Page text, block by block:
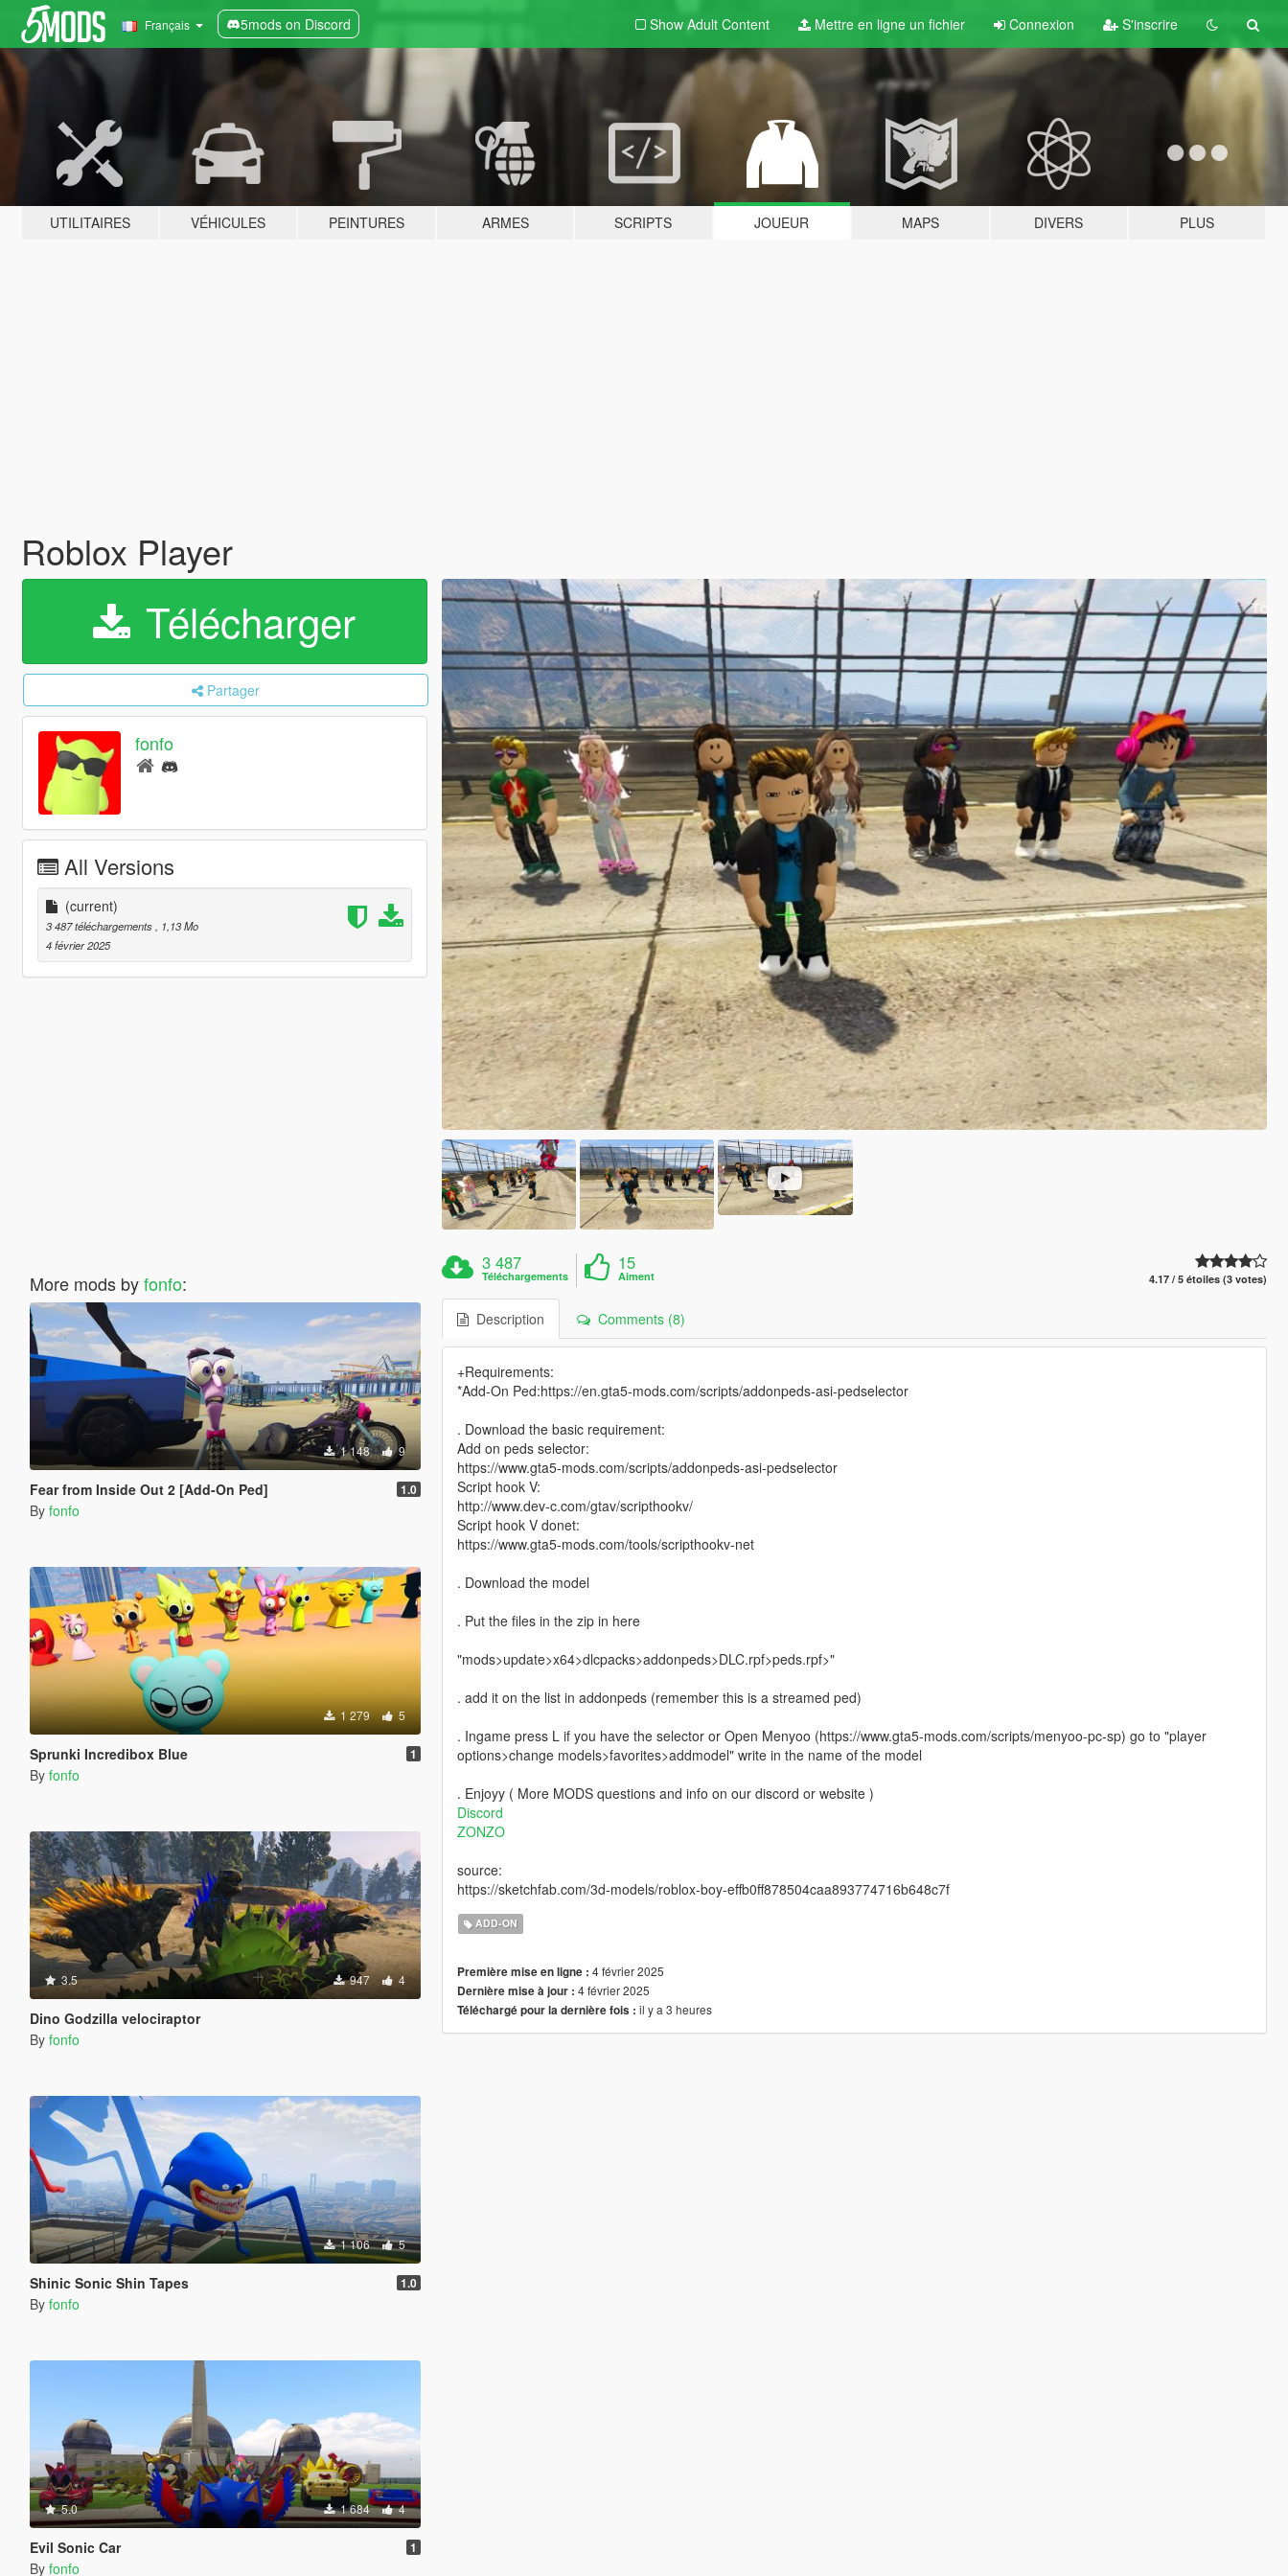
Français 5mods on Discord Show Adult Content Mettre en ligne un fichier Connexion S'inscrire
UTILITAIRES VÉHICULES PEINTURES ARMES SCRIPTS JOUEUR MAPS DIVERS PLUS
Roblox Player
Télécharger
Partager
fonfo
All Versions
(current)
3 487 téléchargements
, 1,13 Mo
4 février 2025
More mods byfonfo:
1 148 9
Fear from Inside Out 2 [Add-On Ped] 1.0
By fonfo
1 279 5
Sprunki Incredibox Blue 1
By fonfo
3.5 947 4
Dino Godzilla velociraptor
By fonfo
1 106 5
Shinic Sonic Shin Tapes 1.0
By fonfo
5.0 1 684 4
Evil Sonic Car 1
By fonfo
3 487
Téléchargements
15
Aiment 4.17 / 5 étoiles (3 votes)
Description Comments (8)
+Requirements:
*Add-On Ped:https://en.gta5-mods.com/scripts/addonpeds-asi-pedselector
. Download the basic requirement:
Add on peds selector:
https://www.gta5-mods.com/scripts/addonpeds-asi-pedselector
Script hook V:
http://www.dev-c.com/gtav/scripthookv/
Script hook V donet:
https://www.gta5-mods.com/tools/scripthookv-net
. Download the model
. Put the files in the zip in here
"mods>update>x64>dlcpacks>addonpeds>DLC.rpf>peds.rpf>"
. add it on the list in addonpeds (remember this is a streamed ped)
. Ingame press L if you have the selector or Open Menyoo (https://www.gta5-mods.com/scripts/menyoo-pc-sp) go to "player
options>change models>favorites>addmodel" write in the name of the model
. Enjoyy ( More MODS questions and info on our discord or website )
Discord
ZONZO
source:
https://sketchfab.com/3d-models/roblox-boy-effb0ff878504caa893774716b648c7f
ADD-ON
Première mise en ligne : 4 février 2025
Dernière mise à jour : 4 février 2025
Téléchargé pour la dernière fois : il y a 3 heures